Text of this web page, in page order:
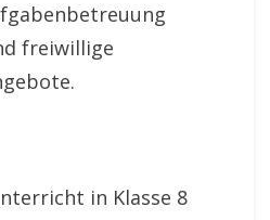
freiwillige
in Klasse 8